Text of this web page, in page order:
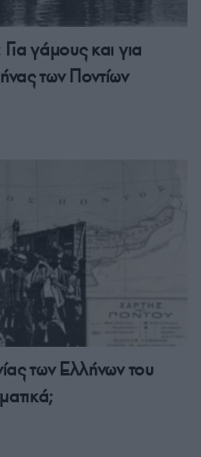
γάμους και για
των Ποντίων
των Ελλήνων του